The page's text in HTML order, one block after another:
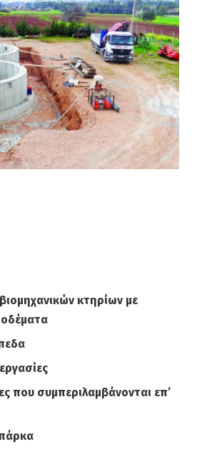
κτηρίων με
που συμπεριλαμβάνονται επ’